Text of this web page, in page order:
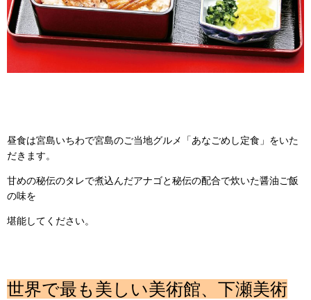
昼食は宮島いちわで宮島のご当地グルメ「あなごめし定食」をいた
だきます。
甘めの秘伝のタレで煮込んだアナゴと秘伝の配合で炊いた醤油ご飯
の味を
堪能してください。
世界で最も美しい美術館、下瀬美術